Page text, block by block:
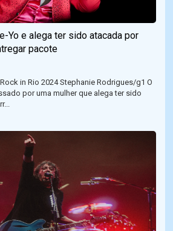
Yo e alega ter sido atacada por
pacote
in Rio 2024 Stephanie Rodrigues/g1 O
por uma mulher que alega ter sido